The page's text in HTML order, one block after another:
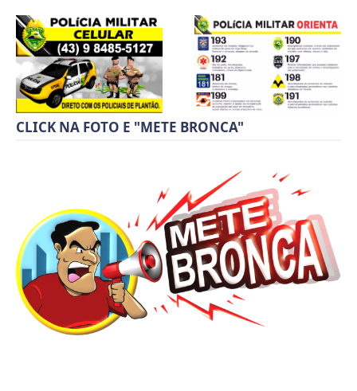
CLICK NA FOTO E "METE BRONCA"